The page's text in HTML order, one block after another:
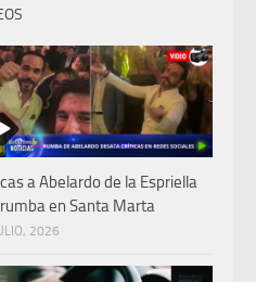
a Abelardo de la Espriella
en Santa Marta
2026